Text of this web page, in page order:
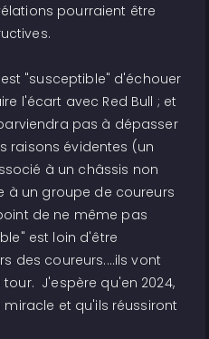
pourraient être
"susceptible" d'échouer
l'écart avec Red Bull ; et
pas à dépasser
raisons évidentes (un
à un châssis non
à un groupe de coureurs
de ne même pas
est loin d'être
des coureurs....ils vont
J'espère qu'en 2024,
et qu'ils réussiront